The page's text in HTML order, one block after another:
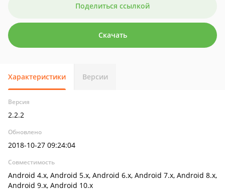
Поделиться ссылкой
Скачать
Характеристики Версии
Версия
2.2.2
Обновлено
2018-10-27 09:24:04
Совместимость
Android 4.x, Android 5.x, Android 6.x, Android 7.x, Android 8.x,
Android 9.x, Android 10.x